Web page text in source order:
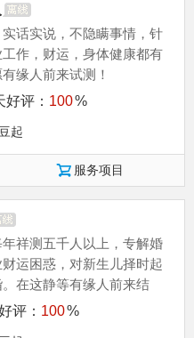
话实说，不隐瞒事情，针
作，财运，身体健康都有
缘人前来试测！
： 100%
起
服务项目
祥测五千人以上，专解婚
运困惑，对新生儿择时起
在这静等有缘人前来结
前程。
： 100%